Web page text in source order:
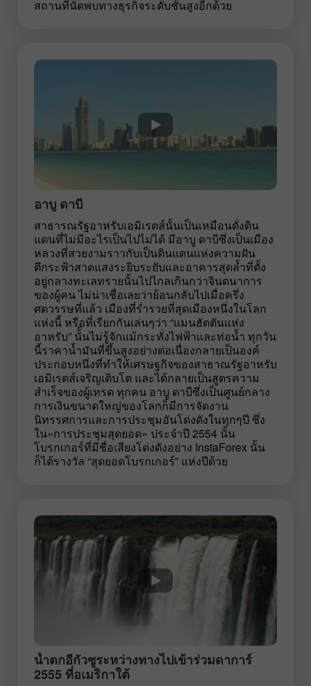
สถานที่นัดพบทางธุรกิจระดับชั้นสูงอีกด้วย
อาบู ดาบี
สาธารณรัฐอาหรับเอมิเรตส์นั้นเป็นเหมือนดั่งดิน
แดนที่ไม่มีอะไรเป็นไปไม่ได้ มีอาบู ดาบีซึ่งเป็นเมือง
หลวงที่สวยงามราวกับเป็นดินแดนแห่งความฝัน
ตึกระฟ้าสาดแสงระยิบระยับและอาคารสุดล้ำที่ตั้ง
อยู่กลางทะเลทรายนั้นไปไกลเกินกว่าจินตนาการ
ของผู้คน ไม่น่าเชื่อเลยว่าย้อนกลับไปเมื่อครึ่ง
ศตวรรษที่แล้ว เมืองที่ร่ำรวยที่สุดเมืองหนึ่งในโลก
แห่งนี้ หรือที่เรียกกันเล่นๆว่า “แมนฮัตตันแห่ง
อาหรับ” นั้้นไม่รู้จักแม้กระทั่งไฟฟ้าและท่อน้ำ ทุกวัน
นี้ราคาน้ำมันที่ขึ้นสูงอย่างต่อเนื่องกลายเป็นองค์
ประกอบหนึ่งที่ทำให้เศรษฐกิจของสาธาณรัฐอาหรับ
เอมิเรตส์เจริญเติบโต และได้กลายเป็นสูตรความ
สำเร็จของผู้เทรด ทุกคน อาบู ดาบีซึ่งเป็นศูนย์กลาง
การเงินขนาดใหญ่ของโลกก็มีการจัดงาน
นิทรรศการและการประชุมอันโด่งดังในทุกๆปี ซึ่ง
ใน«การประชุมสุดยอด» ประจำปี 2554 นั้น
โบรกเกอร์ที่มีชื่อเสียงโด่งดังอย่าง InstaForex นั้น
ก็ได้รางวัล “สุดยอดโบรกเกอร์” แห่งปีด้วย
น้ำตกอีกัวซูระหว่างทางไปเข้าร่วมดาการ์
2555 ที่อเมริกาใต้